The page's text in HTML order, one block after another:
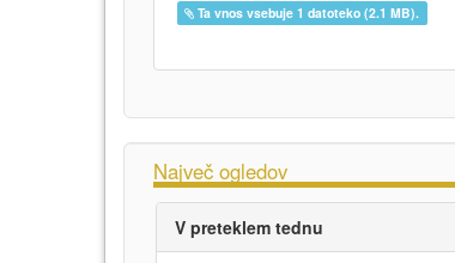
Ta vnos vsebuje 1 datoteko (2.1 MB).
Največ ogledov
V preteklem tednu